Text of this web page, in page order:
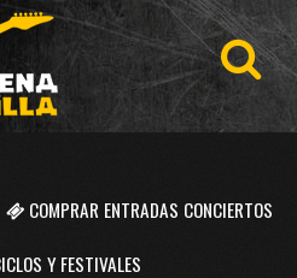
COMPRAR ENTRADAS CONCIERTOS
Y FESTIVALES